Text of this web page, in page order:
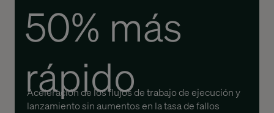
50% más
rápido
Aceleración de los flujos de trabajo de ejecución y
lanzamiento sin aumentos en la tasa de fallos